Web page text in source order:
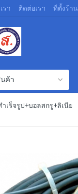
รา ติดต่อเรา ที่ตั้งร้าน
ค้า
เร็จรูป+บอลสกรู+ลิเนีย